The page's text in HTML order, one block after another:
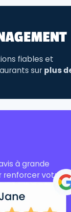
fiables et
sur plus
à grande
renforcer votre